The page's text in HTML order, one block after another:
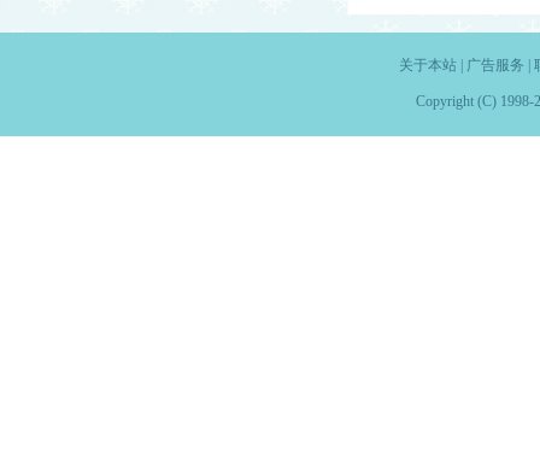
关于本站| 广告服务
Copyright (C) 1998-